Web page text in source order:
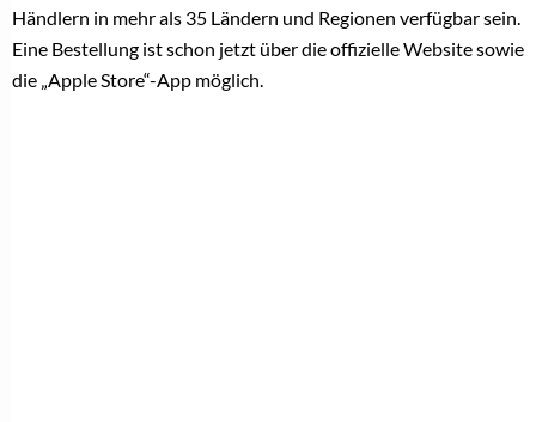
Händlern in mehr als 35 Ländern und Regionen verfügbar sein.
Eine Bestellung ist schon jetzt über die offizielle Website sowie
die „Apple Store“-App möglich.